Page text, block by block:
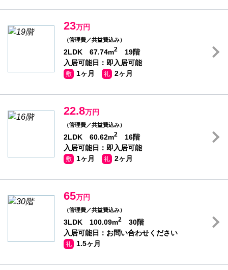
23万円
（管理費／共益費込み）
2LDK 67.74m2
19階
入居可能日：即入居可能
敷 1ヶ月 礼 2ヶ月
22.8万円
（管理費／共益費込み）
2LDK 60.62m2
16階
入居可能日：即入居可能
敷 1ヶ月 礼 2ヶ月
65万円
（管理費／共益費込み）
3LDK 100.09m2
30階
入居可能日：お問い合わせください
礼 1.5ヶ月